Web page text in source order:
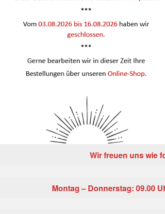
Wir freuen uns wie
Montag – Donnerstag: 09.00